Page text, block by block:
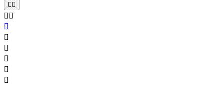
 
 





